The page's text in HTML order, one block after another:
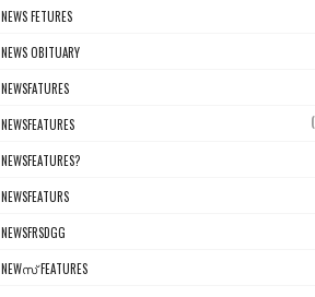
NEWS FETURES
NEWS OBITUARY
NEWSFATURES
NEWSFEATURES
NEWSFEATURES?
NEWSFEATURS
NEWSFRSDGG
NEWസ് FEATURES